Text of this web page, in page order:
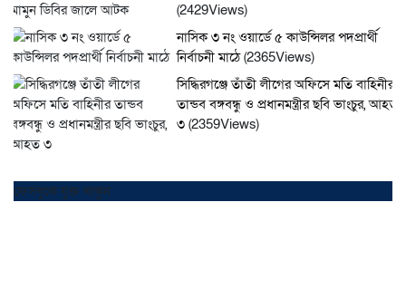
(2429Views)
নাসিক ৩ নং ওয়ার্ডে ৫ কাউন্সিলর পদপ্রার্থী
নির্বাচনী মাঠে(2365Views)
সিদ্ধিরগঞ্জে তাঁতী লীগের অফিসে মতি বাহিনীর
তান্ডব বঙ্গবন্ধু ও প্রধানমন্ত্রীর ছবি ভাংচুর, আহত
৩(2359Views)
ফেসবুকে যুক্ত থাকুন